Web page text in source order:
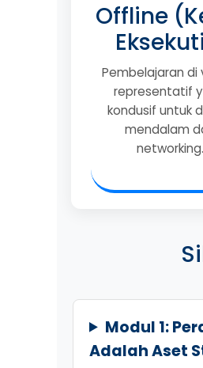
Offline
Pembelajaran di
representatif
kondusif untuk
mendalam
networking.
Modul 1:
Adalah Aset